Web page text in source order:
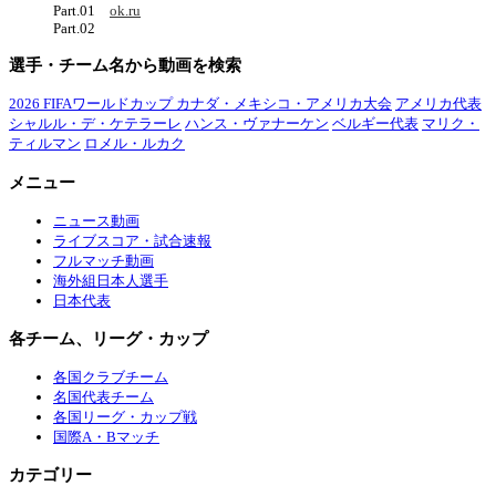
Part.01 ok.ru
Part.02
選手・チーム名から動画を検索
2026 FIFAワールドカップ カナダ・メキシコ・アメリカ大会 アメリカ代表
シャルル・デ・ケテラーレ ハンス・ヴァナーケン ベルギー代表 マリク・
ティルマン ロメル・ルカク
メニュー
ニュース動画
ライブスコア・試合速報
フルマッチ動画
海外組日本人選手
日本代表
各チーム、リーグ・カップ
各国クラブチーム
名国代表チーム
各国リーグ・カップ戦
国際A・Bマッチ
カテゴリー